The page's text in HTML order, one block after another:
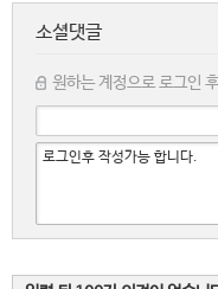
소셜댓글
원하는 계정으로 로그인